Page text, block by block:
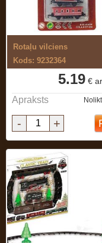
Rotaļu vilciens
Kods: 9232364
5.19 €
Apraksts
- +